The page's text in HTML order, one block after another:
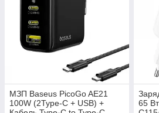
МЗП Baseus PicoGo AE21
100W (2Type-C + USB) +
65